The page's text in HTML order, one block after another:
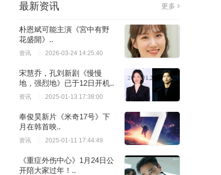
最新资讯 更多
朴恩斌可能主演《宮中有野
花盛開》..
资讯 2026-03-24 14:25:40
宋慧乔，孔刘新剧《慢慢
地，强烈地》已于12日开机..
资讯 2025-01-13 17:38:00
奉俊昊新片《米奇17号》下
月在韩首映..
资讯 2025-01-11 17:44:49
《重症外伤中心》1月24日公
开陪大家过年！..